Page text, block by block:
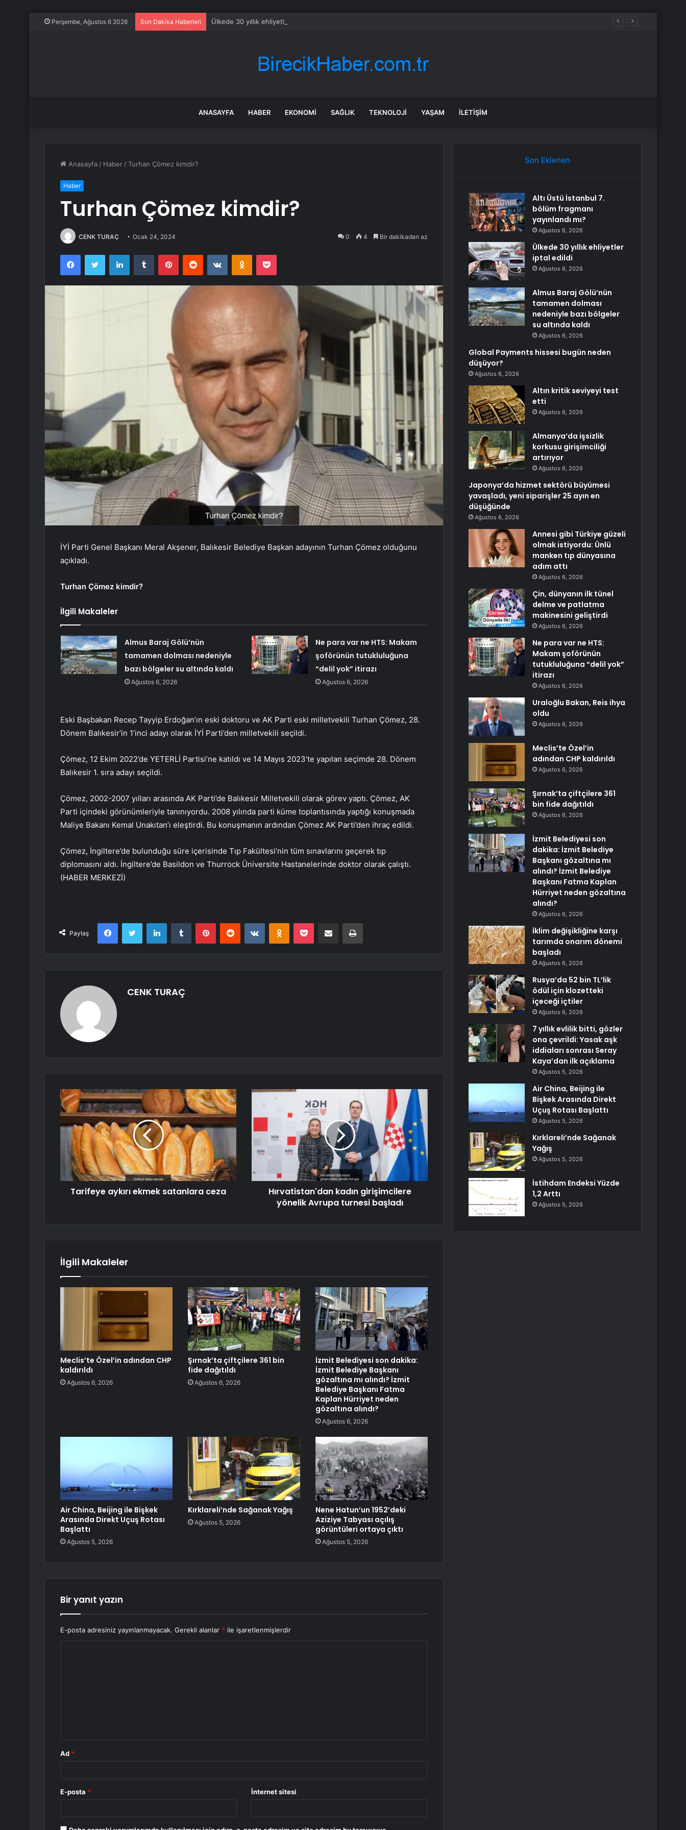
Perşembe, Ağustos 6 2026 Son Dakika Haberleri Ülkede 30 yıllık ehliyetler iptal edildi
ANASAYFA HABER EKONOMI SAĞLIK TEKNOLOJI YAŞAM İLETIŞIM
Anasayfa / Haber /Turhan Çömez kimdir?
Haber
Turhan Çömez kimdir?
CENK TURAÇ Ocak 24, 2024 0 4 Bir dakikadan az
FacebookTwitter LinkedInTumblr PinterestReddit VKontakteOdnoklassniki
Pocket
İYİ Parti Genel Başkanı Meral Akşener, Balıkesir Belediye Başkan adayının Turhan Çömez olduğunu
açıkladı.
Turhan Çömez kimdir?
İlgili Makaleler
Almus Baraj Gölü’nün
tamamen dolması nedeniyle
bazı bölgeler su altında kaldı
Ağustos 6, 2026
Ne para var ne HTS: Makam
şoförünün tutukluluğuna
“delil yok” itirazı
Ağustos 6, 2026
Eski Başbakan Recep Tayyip Erdoğan’ın eski doktoru ve AK Parti eski milletvekili Turhan Çömez, 28.
Dönem Balıkesir’in 1’inci adayı olarak İYİ Parti’den milletvekili seçildi.
Çömez, 12 Ekim 2022’de YETERLİ Partisi’ne katıldı ve 14 Mayıs 2023’te yapılan seçimde 28. Dönem
Balıkesir 1. sıra adayı seçildi.
Çömez, 2002-2007 yılları arasında AK Parti’de Balıkesir Milletvekili olarak görev yaptı. Çömez, AK
Parti içindeki görünümleriyle tanınıyordu. 2008 yılında parti küme toplantısında yaptığı konuşmada
Maliye Bakanı Kemal Unakıtan’ı eleştirdi. Bu konuşmanın ardından Çömez AK Parti’den ihraç edildi.
Çömez, İngiltere’de bulunduğu süre içerisinde Tıp Fakültesi’nin tüm sınavlarını geçerek tıp
diplomasını aldı. İngiltere’de Basildon ve Thurrock Üniversite Hastanelerinde doktor olarak çalıştı.
(HABER MERKEZİ)
Paylaş
FacebookTwitter LinkedInTumblr PinterestReddit VKontakteOdnoklassniki
Pocket E-Posta ile paylaş Yazdır
CENK TURAÇ
Tarifeye aykırı ekmek satanlara ceza
Hırvatistan'dan kadın girişimcilere
yönelik Avrupa turnesi başladı
İlgili Makaleler
Meclis’te Özel’in adından CHP
kaldırıldı
Ağustos 6, 2026
Şırnak’ta çiftçilere 361 bin
fide dağıtıldı
Ağustos 6, 2026
İzmit Belediyesi son dakika:
İzmit Belediye Başkanı
gözaltına mı alındı? İzmit
Belediye Başkanı Fatma
Kaplan Hürriyet neden
gözaltına alındı?
Ağustos 6, 2026
Air China, Beijing ile Bişkek
Arasında Direkt Uçuş Rotası
Başlattı
Ağustos 5, 2026
Kırklareli’nde Sağanak Yağış
Ağustos 5, 2026
Nene Hatun’un 1952’deki
Aziziye Tabyası açılış
görüntüleri ortaya çıktı
Ağustos 5, 2026
Bir yanıt yazın
E-posta adresiniz yayınlanmayacak. Gerekli alanlar * ile işaretlenmişlerdir
Ad *
E-posta * İnternet sitesi
Son Eklenen
Altı Üstü İstanbul 7.
bölüm fragmanı
yayınlandı mı?
Ağustos 6, 2026
Ülkede 30 yıllık ehliyetler
iptal edildi
Ağustos 6, 2026
Almus Baraj Gölü’nün
tamamen dolması
nedeniyle bazı bölgeler
su altında kaldı
Ağustos 6, 2026
Global Payments hissesi bugün neden
düşüyor?
Ağustos 6, 2026
Altın kritik seviyeyi test
etti
Ağustos 6, 2026
Almanya’da işsizlik
korkusu girişimciliği
artırıyor
Ağustos 6, 2026
Japonya’da hizmet sektörü büyümesi
yavaşladı, yeni siparişler 25 ayın en
düşüğünde
Ağustos 6, 2026
Annesi gibi Türkiye güzeli
olmak istiyordu: Ünlü
manken tıp dünyasına
adım attı
Ağustos 6, 2026
Çin, dünyanın ilk tünel
delme ve patlatma
makinesini geliştirdi
Ağustos 6, 2026
Ne para var ne HTS:
Makam şoförünün
tutukluluğuna “delil yok”
itirazı
Ağustos 6, 2026
Uraloğlu Bakan, Reis ihya
oldu
Ağustos 6, 2026
Meclis’te Özel’in
adından CHP kaldırıldı
Ağustos 6, 2026
Şırnak’ta çiftçilere 361
bin fide dağıtıldı
Ağustos 6, 2026
İzmit Belediyesi son
dakika: İzmit Belediye
Başkanı gözaltına mı
alındı? İzmit Belediye
Başkanı Fatma Kaplan
Hürriyet neden gözaltına
alındı?
Ağustos 6, 2026
İklim değişikliğine karşı
tarımda onarım dönemi
başladı
Ağustos 6, 2026
Rusya’da 52 bin TL’lik
ödül için klozetteki
içeceği içtiler
Ağustos 6, 2026
7 yıllık evlilik bitti, gözler
ona çevrildi: Yasak aşk
iddiaları sonrası Seray
Kaya’dan ilk açıklama
Ağustos 5, 2026
Air China, Beijing ile
Bişkek Arasında Direkt
Uçuş Rotası Başlattı
Ağustos 5, 2026
Kırklareli’nde Sağanak
Yağış
Ağustos 5, 2026
İstihdam Endeksi Yüzde
1,2 Arttı
Ağustos 5, 2026